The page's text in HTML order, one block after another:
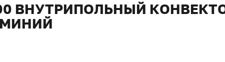
ВНУТРИПОЛЬНЫЙ